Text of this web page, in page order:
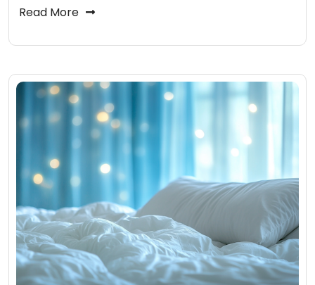
Read More